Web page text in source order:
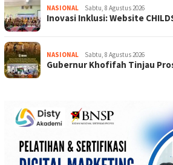
NASIONAL Sabtu, 8 Agustus 2026
Inovasi Inklusi: Website
NASIONAL Sabtu, 8 Agustus 2026
Gubernur Khofifah Tinjau